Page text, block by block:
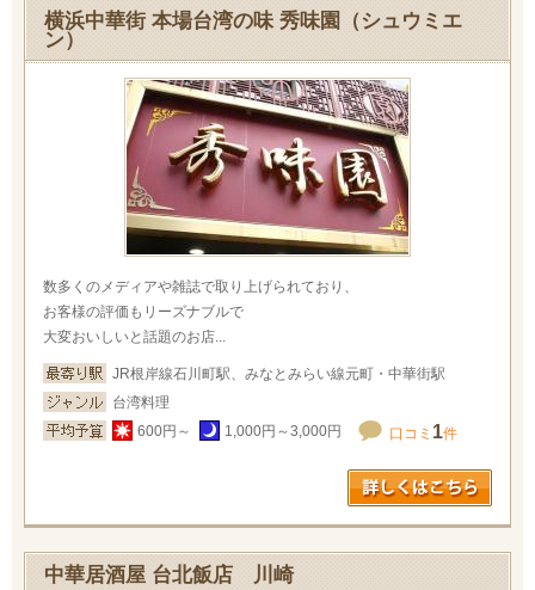
横浜中華街 本場台湾の味 秀味園（シュウミエ
ン）
数多くのメディアや雑誌で取り上げられており、
お客様の評価もリーズナブルで
大変おいしいと話題のお店...
JR根岸線石川町駅、みなとみらい線元町・中華街駅
台湾料理
600円～
1,000円～3,000円 口コミ 1件
中華居酒屋 台北飯店 川崎